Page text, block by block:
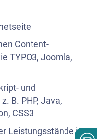
Content-
TYPO3, Joomla,
und
B. PHP, Java,
CSS3
Leistungsstände im